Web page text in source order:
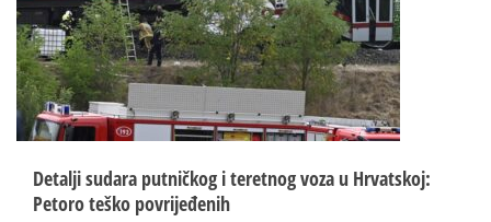
Detalji sudara putničkog i teretnog voza u Hrvatskoj:
Petoro teško povrijeđenih